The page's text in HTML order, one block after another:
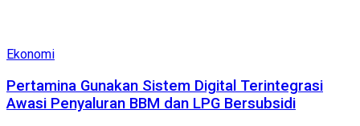
Ekonomi
Pertamina Gunakan Sistem Digital Terintegrasi
Awasi Penyaluran BBM dan LPG Bersubsidi